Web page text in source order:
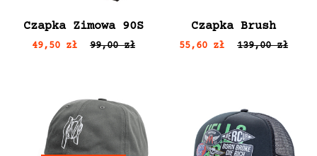
Czapka Zimowa 90S
49,50 zł 99,00 zł
Czapka Brush
55,60 zł 139,00 zł